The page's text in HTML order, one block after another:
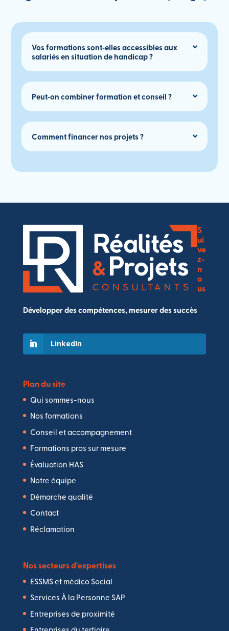
Vos formations sont‑elles accessibles aux
salariés en situation de handicap ?
Peut‑on combiner formation et conseil ?
Comment financer nos projets ?
Développer des compétences, mesurer des succès
S
ui
ve
z-
n
o
us
LinkedIn
Plan du site
Qui sommes-nous
Nos formations
Conseil et accompagnement
Formations pros sur mesure
Évaluation HAS
Notre équipe
Démarche qualité
Contact
Réclamation
Nos secteurs d’expertises
ESSMS et médico Social
Services À la Personne SAP
Entreprises de proximité